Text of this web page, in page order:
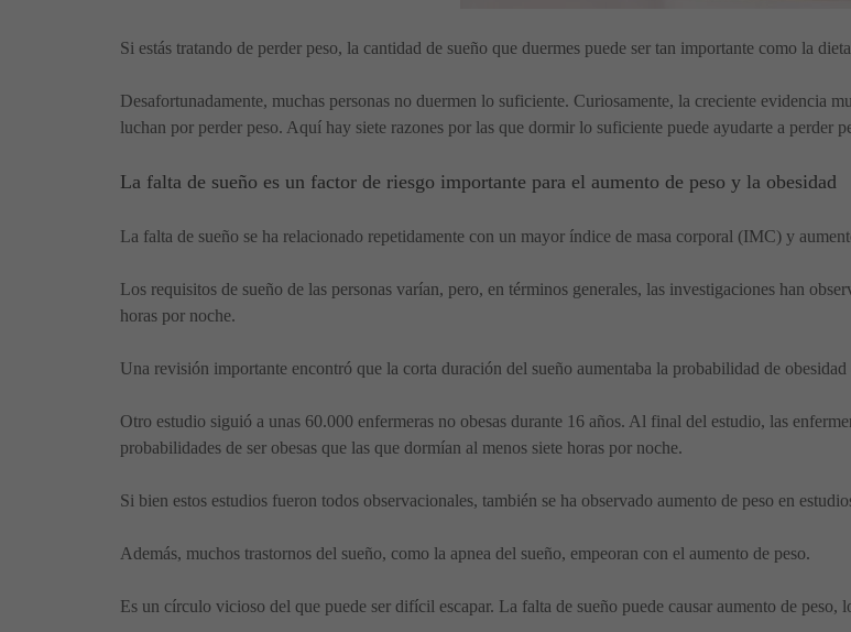
Si estás tratando de perder peso, la cantidad de sueño que duermes puede ser tan importante como la
Desafortunadamente, muchas personas no duermen lo suficiente. Curiosamente, la creciente evidencia
luchan por perder peso. Aquí hay siete razones por las que dormir lo suficiente puede ayudarte a perder
La falta de sueño es un factor de riesgo importante para el aumento de peso y la obesidad
La falta de sueño se ha relacionado repetidamente con un mayor índice de masa corporal (IMC) y
Los requisitos de sueño de las personas varían, pero, en términos generales, las investigaciones han
horas por noche.
Una revisión importante encontró que la corta duración del sueño aumentaba la probabilidad de
Otro estudio siguió a unas 60.000 enfermeras no obesas durante 16 años. Al final del estudio, las
probabilidades de ser obesas que las que dormían al menos siete horas por noche.
Si bien estos estudios fueron todos observacionales, también se ha observado aumento de peso en
Además, muchos trastornos del sueño, como la apnea del sueño, empeoran con el aumento de peso.
Es un círculo vicioso del que puede ser difícil escapar. La falta de sueño puede causar aumento de